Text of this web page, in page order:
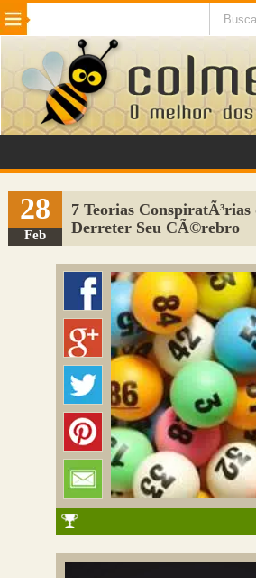
Beleza Cinema e TV
Internet Jogos NotÃ­cias
VeÃ­culos Adulto
Sugerir Link
Adicionar Blog
Colmeia Exchange
Perguntas Frequentes
28
Feb
7 Teorias
Derreter Seu CÃ©rebro